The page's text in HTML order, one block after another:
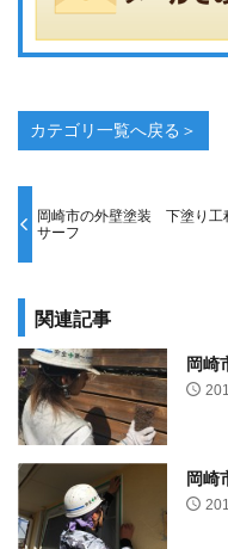
カテゴリ一覧へ戻る＞
岡崎市の外壁塗装 下塗り
サーフ
関連記事
岡
岡崎